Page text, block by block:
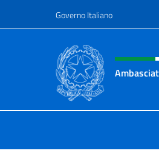
Governo Italiano
Intestazione